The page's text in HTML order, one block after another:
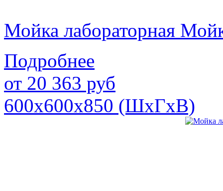
Мойка лабораторная
Подробнее
от 20 363 руб
600х600х850 (ШхГхВ)